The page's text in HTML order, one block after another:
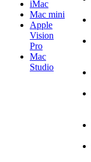
iMac
Mac mini
Apple
Vision
Pro
Mac
Studio